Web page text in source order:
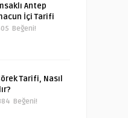
Antep
İçi Tarifi
Beğeni!
Tarifi, Nasıl
Beğeni!